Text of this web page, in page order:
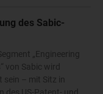
des Sabic-
„Engineering
von Sabic wird
– mit Sitz in